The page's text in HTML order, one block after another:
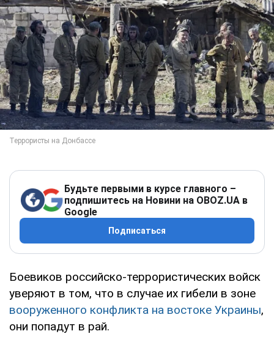
Будьте первыми в курсе главного –
подпишитесь на Новини на OBOZ.UA в
Google
Подписаться
Боевиков российско-террористических войск
уверяют в том, что в случае их гибели в зоне
вооруженного конфликта на востоке Украины,
они попадут в рай.